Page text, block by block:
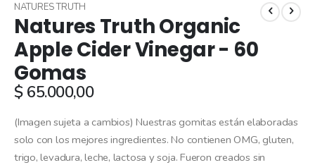
to
the
beginning
of
the
images
gallery
Natures Truth Organic
Apple Cider Vinegar - 60
Gomas
NATURES TRUTH
$ 65.000,00
(Imagen sujeta a cambios) Nuestras gomitas están elaboradas
solo con los mejores ingredientes. No contienen OMG, gluten,
trigo, levadura, leche, lactosa y soja. Fueron creados sin